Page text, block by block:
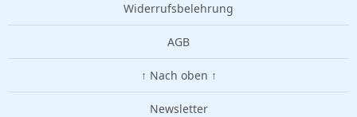
Widerrufsbelehrung
AGB
↑ Nach oben ↑
Newsletter